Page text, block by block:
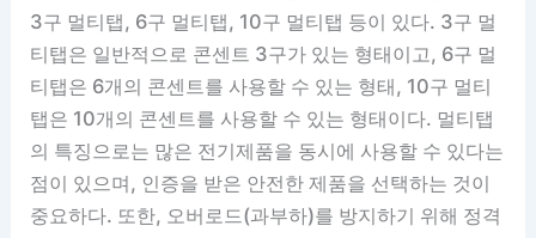
3구 멀티탭, 6구 멀티탭, 10구 멀티탭 등이 있다. 3구 멀
티탭은 일반적으로 콘센트 3구가 있는 형태이고, 6구 멀
티탭은 6개의 콘센트를 사용할 수 있는 형태, 10구 멀티
탭은 10개의 콘센트를 사용할 수 있는 형태이다. 멀티탭
의 특징으로는 많은 전기제품을 동시에 사용할 수 있다는
점이 있으며, 인증을 받은 안전한 제품을 선택하는 것이
중요하다. 또한, 오버로드(과부하)를 방지하기 위해 정격